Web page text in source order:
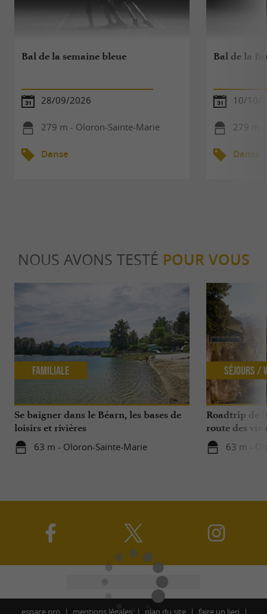
Bal de la semaine bleue
28/09/2026
279 m - Oloron-Sainte-Marie
Danse
Bal de la
10/10/
279 m
Danse
NOUS AVONS TESTÉ POUR VOUS
Se baigner dans le Béarn, les bases de
loisirs et rivières
63 m - Oloron-Sainte-Marie
Familiale
Roadtrip de
route des
63 m -
Séjours /
espace pro mentions légales plan du site faire un lien